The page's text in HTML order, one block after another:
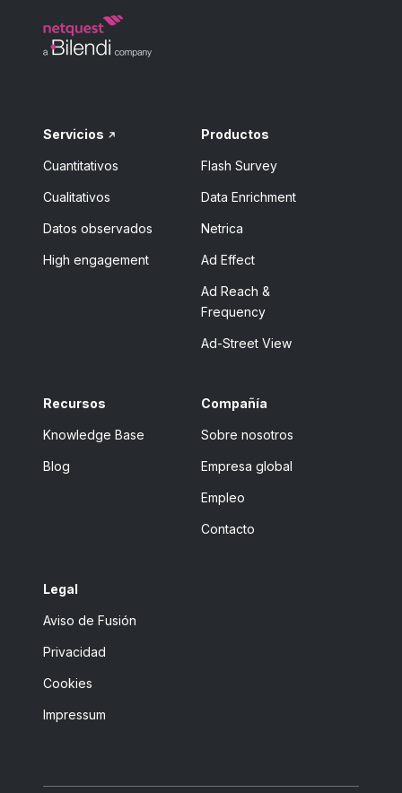
Servicios
Cuantitativos
Cualitativos
Datos observados
High engagement
Productos
Flash Survey
Data Enrichment
Netrica
Ad Effect
Ad Reach &
Frequency
Ad-Street View
Recursos
Knowledge Base
Blog
Compañía
Sobre nosotros
Empresa global
Empleo
Contacto
Legal
Aviso de Fusión
Privacidad
Cookies
Impressum